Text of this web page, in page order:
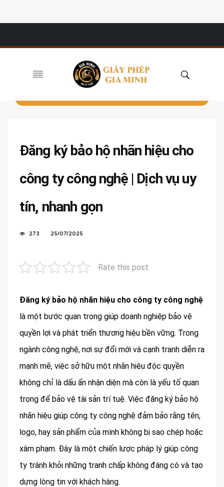
Đăng ký bảo hộ nhãn hiệu cho
công ty công nghệ | Dịch vụ uy
tín, nhanh gọn
273 25/07/2025
Rate this post
Đăng ký bảo hộ nhãn hiệu cho công ty công nghệ
là một bước quan trọng giúp doanh nghiệp bảo vệ
quyền lợi và phát triển thương hiệu bền vững. Trong
ngành công nghệ, nơi sự đổi mới và cạnh tranh diễn ra
mạnh mẽ, việc sở hữu một nhãn hiệu độc quyền
không chỉ là dấu ấn nhận diện mà còn là yếu tố quan
trọng để bảo vệ tài sản trí tuệ. Việc đăng ký bảo hộ
nhãn hiệu giúp công ty công nghệ đảm bảo rằng tên,
logo, hay sản phẩm của mình không bị sao chép hoặc
xâm phạm. Đây là một chiến lược pháp lý giúp công
ty tránh khỏi những tranh chấp không đáng có và tạo
dựng lòng tin với khách hàng.